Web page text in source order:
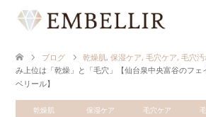
ブログ 乾燥肌, 保湿ケア, 毛穴ケア, 毛穴汚
み上位は「乾燥」と「毛穴」【仙台泉中央富谷のフェ
ベリール】
乾燥肌 保湿ケア 毛穴ケア